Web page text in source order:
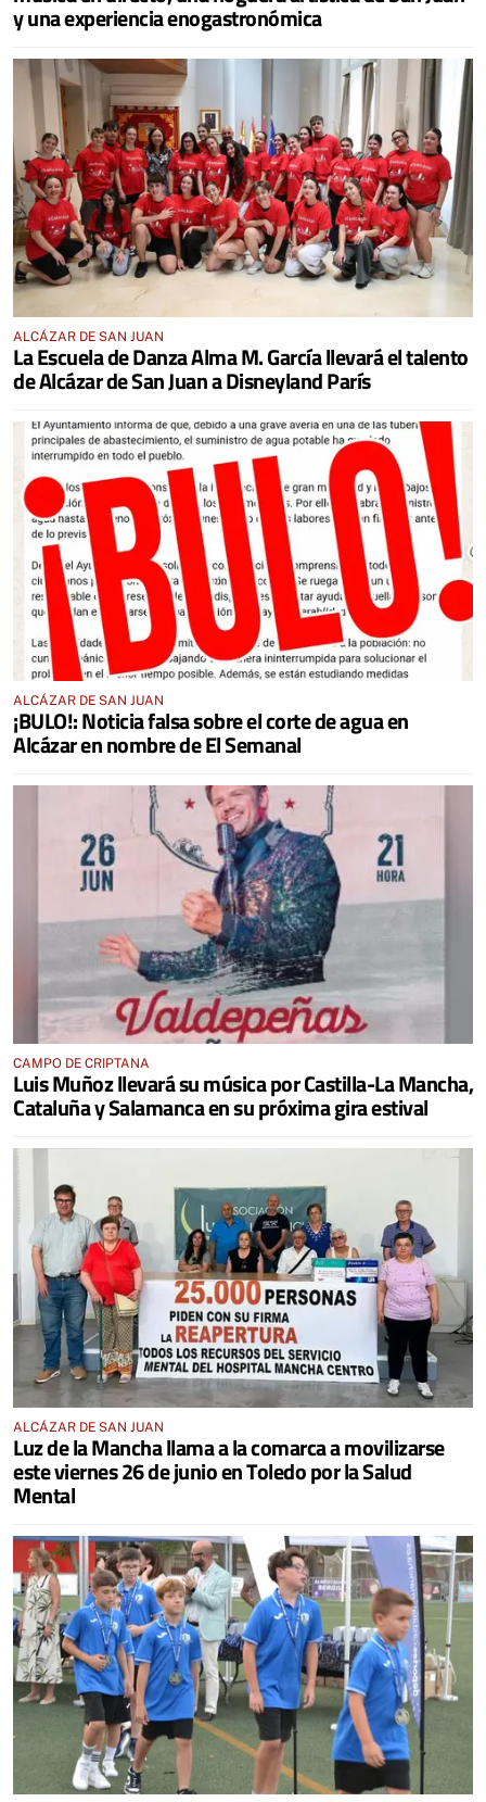
y una experiencia enogastronómica
ALCÁZAR DE SAN JUAN
La Escuela de Danza Alma M. García llevará el talento
de Alcázar de San Juan a Disneyland París
ALCÁZAR DE SAN JUAN
¡BULO!: Noticia falsa sobre el corte de agua en
Alcázar en nombre de El Semanal
CAMPO DE CRIPTANA
Luis Muñoz llevará su música por Castilla-La Mancha,
Cataluña y Salamanca en su próxima gira estival
ALCÁZAR DE SAN JUAN
Luz de la Mancha llama a la comarca a movilizarse
este viernes 26 de junio en Toledo por la Salud
Mental